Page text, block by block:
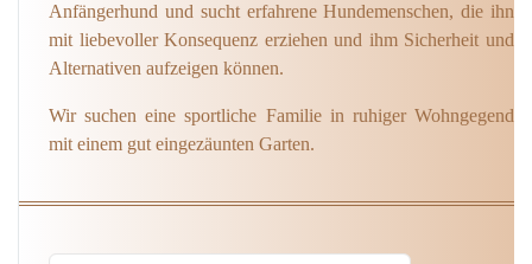
Anfängerhund und sucht erfahrene Hundemenschen, die ihn
mit liebevoller Konsequenz erziehen und ihm Sicherheit und
Alternativen aufzeigen können.
Wir suchen eine sportliche Familie in ruhiger Wohngegend
mit einem gut eingezäunten Garten.